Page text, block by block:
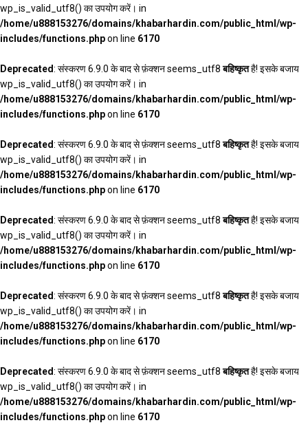
wp_is_valid_utf8() का उपयोग करें। in
/home/u888153276/domains/khabarhardin.com/public_html/wp-
includes/functions.phpon line 6170
Deprecated: संस्करण 6.9.0 के बाद से फ़ंक्शन seems_utf8बहिष्कृतहै! इसके बजाय
wp_is_valid_utf8() का उपयोग करें। in
/home/u888153276/domains/khabarhardin.com/public_html/wp-
includes/functions.phpon line 6170
Deprecated: संस्करण 6.9.0 के बाद से फ़ंक्शन seems_utf8बहिष्कृतहै! इसके बजाय
wp_is_valid_utf8() का उपयोग करें। in
/home/u888153276/domains/khabarhardin.com/public_html/wp-
includes/functions.phpon line 6170
Deprecated: संस्करण 6.9.0 के बाद से फ़ंक्शन seems_utf8बहिष्कृतहै! इसके बजाय
wp_is_valid_utf8() का उपयोग करें। in
/home/u888153276/domains/khabarhardin.com/public_html/wp-
includes/functions.phpon line 6170
Deprecated: संस्करण 6.9.0 के बाद से फ़ंक्शन seems_utf8बहिष्कृतहै! इसके बजाय
wp_is_valid_utf8() का उपयोग करें। in
/home/u888153276/domains/khabarhardin.com/public_html/wp-
includes/functions.phpon line 6170
Deprecated: संस्करण 6.9.0 के बाद से फ़ंक्शन seems_utf8बहिष्कृतहै! इसके बजाय
wp_is_valid_utf8() का उपयोग करें। in
/home/u888153276/domains/khabarhardin.com/public_html/wp-
includes/functions.phpon line 6170